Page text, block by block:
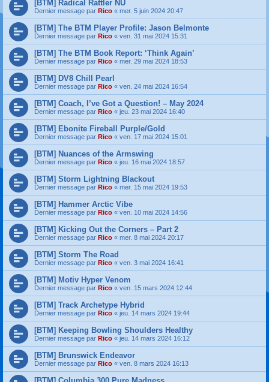
[BTM] Radical Rattler NU
Dernier message par Rico « mer. 5 juin 2024 20:47
[BTM] The BTM Player Profile: Jason Belmonte
Dernier message par Rico « ven. 31 mai 2024 15:31
[BTM] The BTM Book Report: ‘Think Again’
Dernier message par Rico « mer. 29 mai 2024 18:53
[BTM] DV8 Chill Pearl
Dernier message par Rico « ven. 24 mai 2024 16:54
[BTM] Coach, I’ve Got a Question! – May 2024
Dernier message par Rico « jeu. 23 mai 2024 16:40
[BTM] Ebonite Fireball Purple/Gold
Dernier message par Rico « ven. 17 mai 2024 15:01
[BTM] Nuances of the Armswing
Dernier message par Rico « jeu. 16 mai 2024 18:57
[BTM] Storm Lightning Blackout
Dernier message par Rico « mer. 15 mai 2024 19:53
[BTM] Hammer Arctic Vibe
Dernier message par Rico « ven. 10 mai 2024 14:56
[BTM] Kicking Out the Corners – Part 2
Dernier message par Rico « mer. 8 mai 2024 20:17
[BTM] Storm The Road
Dernier message par Rico « ven. 3 mai 2024 16:41
[BTM] Motiv Hyper Venom
Dernier message par Rico « ven. 15 mars 2024 12:44
[BTM] Track Archetype Hybrid
Dernier message par Rico « jeu. 14 mars 2024 19:44
[BTM] Keeping Bowling Shoulders Healthy
Dernier message par Rico « jeu. 14 mars 2024 16:12
[BTM] Brunswick Endeavor
Dernier message par Rico « ven. 8 mars 2024 16:13